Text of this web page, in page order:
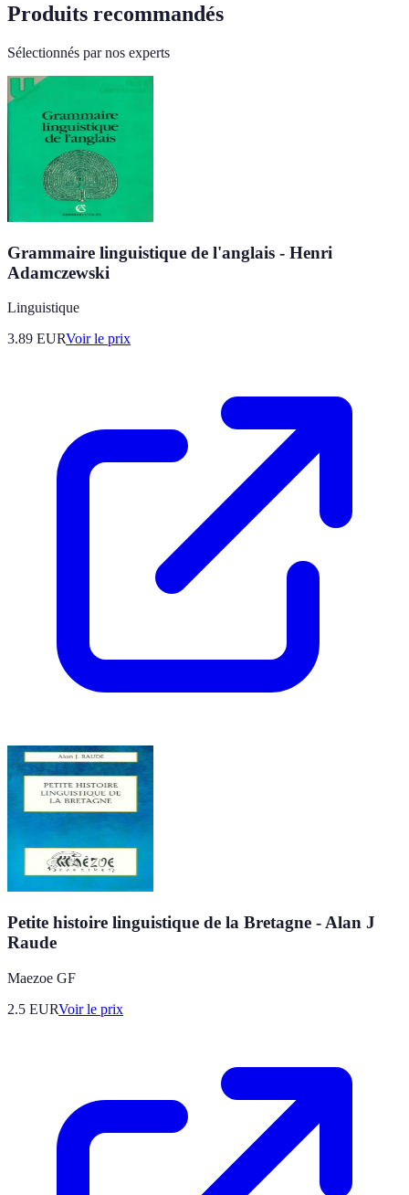
Produits recommandés
Sélectionnés par nos experts
Grammaire linguistique de l'anglais - Henri
Adamczewski
Linguistique
3.89 EURVoir le prix
Petite histoire linguistique de la Bretagne - Alan J
Raude
Maezoe GF
2.5 EURVoir le prix